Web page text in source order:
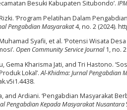
Besuki Kabupaten Situbondo’.
‘Program Pelatihan Dalam
Pengabdian Masyarakat4, no. 2 (2024).
Syafii, et al. ‘Potensi Wisata
Open Community Service Journal1, no.
Gema Kharisma Jati, and Tri Hastono.
Lokal’.Al-Khidma: Jurnal Pengabdian
and Ardiani. ‘Pengabdian Masyarakat
Pengabdian Kepada Masyarakat Nusantara